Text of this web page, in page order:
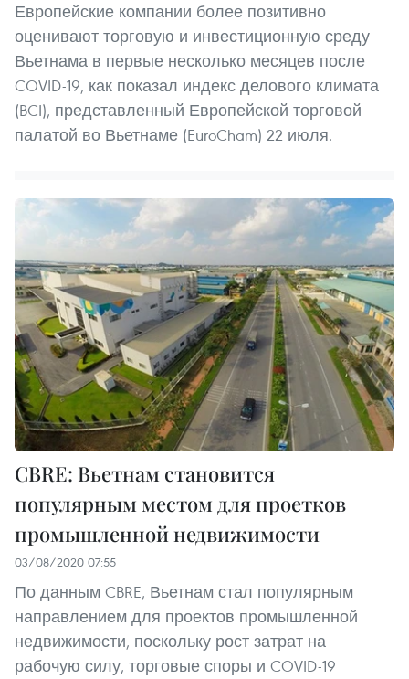
Европейские компании более позитивно
оценивают торговую и инвестиционную среду
Вьетнама в первые несколько месяцев после
COVID-19, как показал индекс делового климата
(BCI), представленный Европейской торговой
палатой во Вьетнаме (EuroCham) 22 июля.
CBRE: Вьетнам становится
популярным местом для проетков
промышленной недвижимости
03/08/2020 07:55
По данным CBRE, Вьетнам стал популярным
направлением для проектов промышленной
недвижимости, поскольку рост затрат на
рабочую силу, торговые споры и COVID-19